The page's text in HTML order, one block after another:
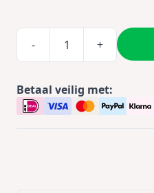
- +
Betaal veilig met: